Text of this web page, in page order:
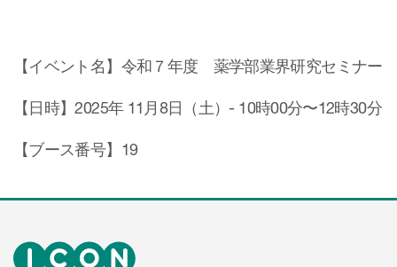
【イベント名】令和７年度 薬学部業界研究セミナー
【日時】2025年 11月8日（土）- 10時00分〜12時30分
【ブース番号】19